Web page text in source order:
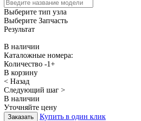
Выберите тип узла
Выберите Запчасть
Результат
В наличии
Каталожные номера:
Количество -1+
В корзину
< Назад
Следующий шаг >
В наличии
Уточняйте цену
Купить в один клик